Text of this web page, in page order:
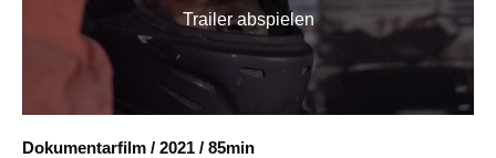
Gutscheine
& Filmpässe
Account
Trailer abspielen
Dokumentarfilm / 2021 / 85min